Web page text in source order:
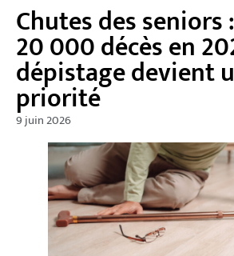
Chutes des seniors
20 000 décès en
dépistage devient
priorité
9 juin 2026